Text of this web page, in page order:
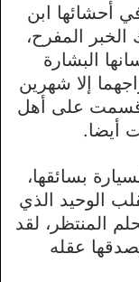
أحشائها ابن
الخبر المفرح،
البشارة
إلا شهرين
قسمت على أهل
أيضا.
بسائقها،
الوحيد الذي
المنتظر، لقد
عقله